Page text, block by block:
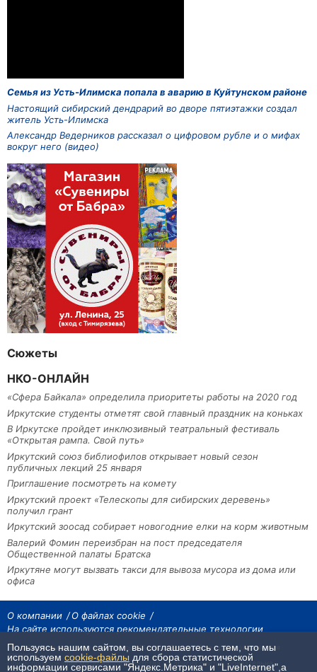
Семья из Усть-Илимска попала в аварию в Куйтунском районе
Настоящий сибирский дендрарий во дворе пятиэтажки создал
житель Усть-Илимска
Александр Ведерников рассказал о цифровом рубле и о мифах
вокруг него (видео)
Сюжеты
НКО-ОНЛАЙН
«Сфера Байкала» определила приоритеты работы на 2020 год
Иркутские студенты отметят свой главный праздник на коньках
В Иркутске пройдет инклюзивный театральный фестиваль
«Открытая рампа. Свой путь»
Иркутский союз библиофилов открывает новый сезон
публичных лекций 25 января
Приглашение посмотреть на комету
Иркутский проект «Телескопы для сибирских деревень»
получил грант
Иркутский зоосад собирает новогодние елки на корм животным
Валерий Фомин переизбран на пост председателя
Общественной палаты Братска
Иркутяне могут вызвать такси для вывоза мусора из дома или
офиса
О компании
О файлах cookie
На сайте используются рекомендательные технологии
На сайте размещаются материалы ИА «Наш Север». Все права охраняются
законом.
При использовании материалов агентства на других сайтах, обязательна
гиперссылка.
Пользуясь нашим сайтом, вы соглашаетесь с тем, что мы
используем cookie-файлы для сбора статистической
информации сервисами "Яндекс.Метрика" и "LiveInternet",а